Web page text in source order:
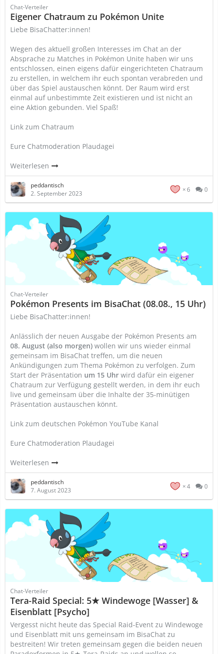
Chat-Verteiler
Eigener Chatraum zu Pokémon Unite
Liebe BisaChatter:innen!
Wegen des aktuell großen Interesses im Chat an der
Absprache zu Matches in Pokémon Unite haben wir uns
entschlossen, einen eigens dafür eingerichteten Chatraum
zu erstellen, in welchem ihr euch spontan verabreden und
über das Spiel austauschen könnt. Der Raum wird erst
einmal auf unbestimmte Zeit existieren und ist nicht an
eine Aktion gebunden. Viel Spaß!
Link zum Chatraum
Eure Chatmoderation Plaudagei
Weiterlesen
peddantisch
2. September 2023
6 0
Chat-Verteiler
Pokémon Presents im BisaChat (08.08., 15 Uhr)
Liebe BisaChatter:innen!
Anlässlich der neuen Ausgabe der Pokémon Presents am
08. August (also morgen) wollen wir uns wieder einmal
gemeinsam im BisaChat treffen, um die neuen
Ankündigungen zum Thema Pokémon zu verfolgen. Zum
Start der Präsentation um 15 Uhr wird dafür ein eigener
Chatraum zur Verfügung gestellt werden, in dem ihr euch
live und gemeinsam über die Inhalte der 35-minütigen
Präsentation austauschen könnt.
Link zum deutschen Pokémon YouTube Kanal
Eure Chatmoderation Plaudagei
Weiterlesen
peddantisch
7. August 2023
4 0
Chat-Verteiler
Tera-Raid Special: 5★ Windewoge [Wasser] &
Eisenblatt [Psycho]
Vergesst nicht heute das Special Raid-Event zu Windewoge
und Eisenblatt mit uns gemeinsam im BisaChat zu
bestreiten! Wir treten gemeinsam gegen die beiden neuen